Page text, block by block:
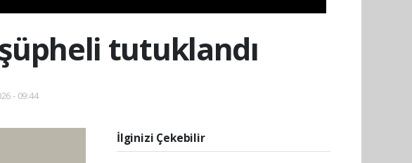
tutuklandı
- 09:44
İlginizi Çekebilir